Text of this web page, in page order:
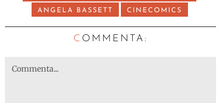
ANGELA BASSETT CINECOMICS
C OMMENTA: